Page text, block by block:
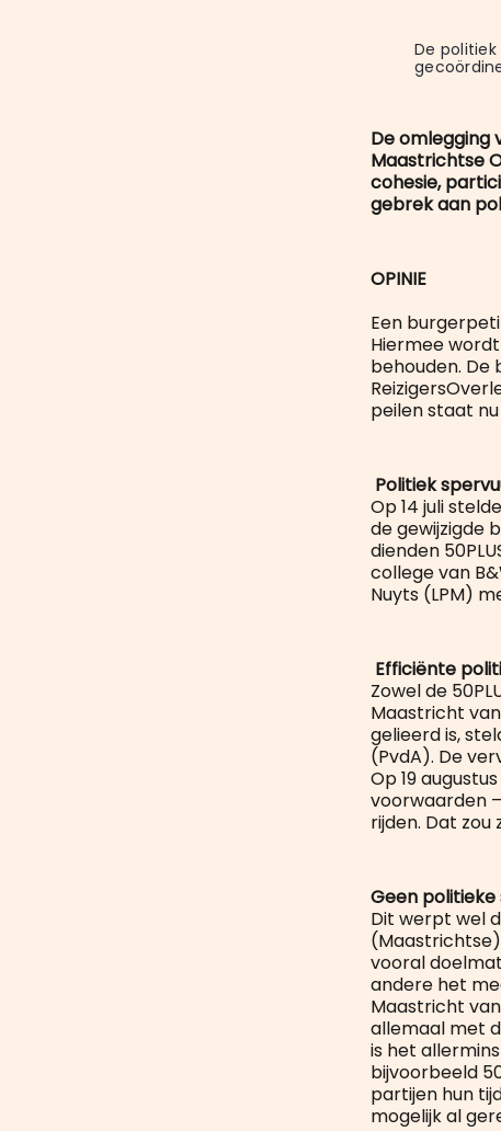
De
De omlegging
Maastrichtse
cohesie,
gebrek aan
OPINIE
Een
Hiermee
behouden.
peilen staat
Politiek
Op 14 juli
de gewijzigde
dienden
college van
Nuyts (LPM)
Efficiënte
Zowel de
Maastricht
gelieerd is,
(PvdA). De
Op 19
voorwaarden
rijden. Dat
Geen
Dit werpt wel
vooral
andere het
Maastricht van
allemaal met
is het
bijvoorbeeld
partijen hun
mogelijk al